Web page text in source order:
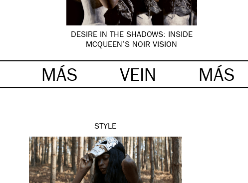
DESIRE IN THE SHADOWS: INSIDE
MCQUEEN’S NOIR VISION
MÁS VEIN MÁS
STYLE